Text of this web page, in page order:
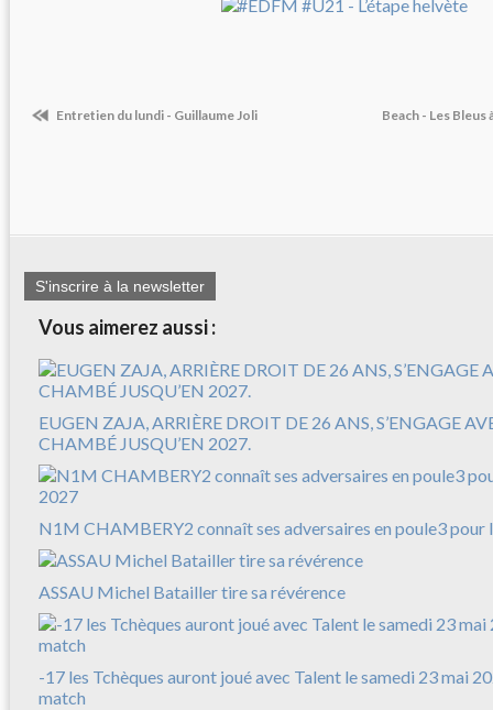
Entretien du lundi - Guillaume Joli Beach - Les
S'inscrire à la newsletter
Vous aimerez aussi :
EUGEN ZAJA, ARRIÈRE DROIT DE 26 ANS, S’ENGAGE
CHAMBÉ JUSQU’EN 2027.
N1M CHAMBERY2 connaît ses adversaires en poule3 pour
ASSAU Michel Batailler tire sa révérence
-17 les Tchèques auront joué avec Talent le samedi 23 mai
match